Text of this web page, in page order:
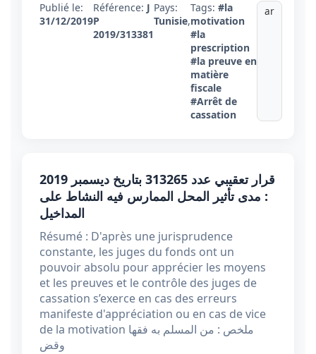
Publié le:
31/12/2019
Référence: J
P
2019/313381
Pays:
Tunisie,
Tags: #la
motivation
#la
prescription
#la preuve en
matière
fiscale
#Arrêt de
cassation
ar
قرار تعقيبي عدد 313265 بتاريخ ديسمبر 2019
: مدى تأثير المحل الممارس فيه النشاط على
المداخيل
Résumé : D'après une jurisprudence
constante, les juges du fonds ont un
pouvoir absolu pour apprécier les moyens
et les preuves et le contrôle des juges de
cassation s’exerce en cas des erreurs
manifeste d'appréciation ou en cas de vice
de la motivation ملخص : من المسلم به فقها
وقض